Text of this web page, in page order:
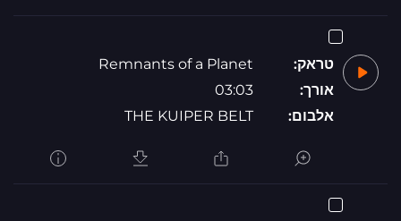
טראק:
Remnants of a Planet
אורך:
03:03
אלבום:
THE KUIPER BELT